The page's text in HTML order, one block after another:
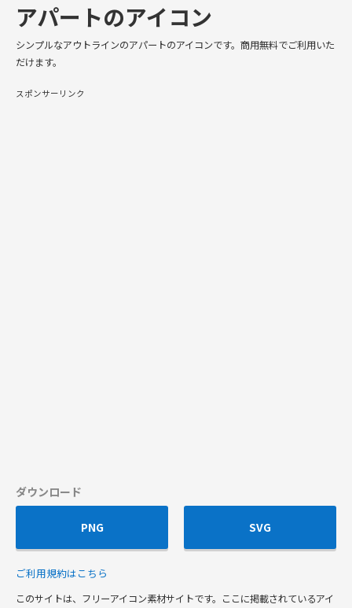
アパートのアイコン
シンプルなアウトラインのアパートのアイコンです。商用無料でご利用いた
だけます。
スポンサーリンク
ダウンロード
PNG SVG
ご利用規約はこちら
このサイトは、フリーアイコン素材サイトです。ここに掲載されているアイ